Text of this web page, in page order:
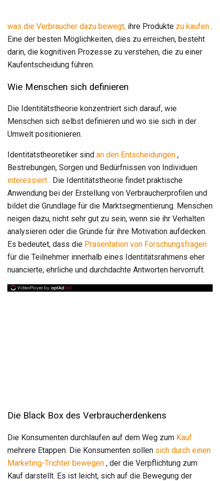
was die Verbraucher dazu bewegt, ihre Produkte zu kaufen .
Eine der besten Möglichkeiten, dies zu erreichen, besteht
darin, die kognitiven Prozesse zu verstehen, die zu einer
Kaufentscheidung führen.
Wie Menschen sich definieren
Die Identitätstheorie konzentriert sich darauf, wie
Menschen sich selbst definieren und wo sie sich in der
Umwelt positionieren.
Identitätstheoretiker sind an den Entscheidungen ,
Bestrebungen, Sorgen und Bedürfnissen von Individuen
interessiert . Die Identitätstheorie findet praktische
Anwendung bei der Erstellung von Verbraucherprofilen und
bildet die Grundlage für die Marktsegmentierung. Menschen
neigen dazu, nicht sehr gut zu sein, wenn sie ihr Verhalten
analysieren oder die Gründe für ihre Motivation aufdecken.
Es bedeutet, dass die Präsentation von Forschungsfragen
für die Teilnehmer innerhalb eines Identitätsrahmens eher
nuancierte, ehrliche und durchdachte Antworten hervorruft.
Die Black Box des Verbraucherdenkens
Die Konsumenten durchlaufen auf dem Weg zum Kauf
mehrere Etappen. Die Konsumenten sollen sich durch einen
Marketing-Trichter bewegen , der die Verpflichtung zum
Kauf darstellt. Es ist leicht, sich auf die Bewegung der